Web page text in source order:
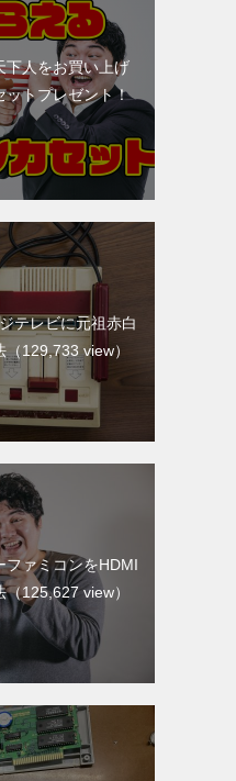
下人をお買い上げ
ットプレゼント！
テレビに元祖赤白
（129,733 view）
ファミコンをHDMI
（125,627 view）